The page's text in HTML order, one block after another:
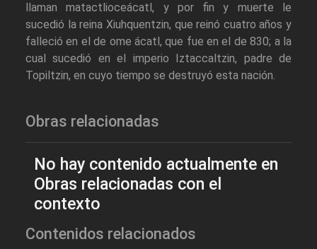
llaman matactlioceácatl, y por fin y muerte le
sucedió la reina Xiuhquentzin, que reinó cuatro años y
falleció en el de ome ácatl, que fue en el de 830; a la
cual sucedió en el imperio Iztaccaltzin, padre de
Topiltzin, en cuyo tiempo se destruyó esta nación.
Obras relacionadas
No hay contenido actualmente en
Obras relacionadas con el
contexto
Contenidos relacionados